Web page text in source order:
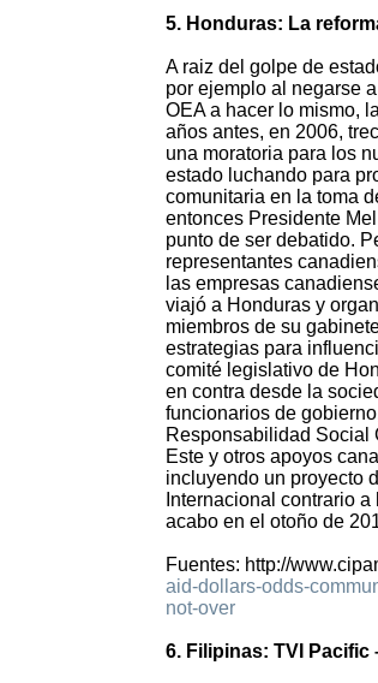
5. Honduras: La
A raiz del golpe de
por ejemplo al negarse
OEA a hacer lo mismo,
años antes, en 2006,
una moratoria para los
estado luchando para
comunitaria en la toma
entonces Presidente
punto de ser debatido.
representantes
las empresas
viajó a Honduras y
miembros de su
estrategias para
comité legislativo de
en contra desde la
funcionarios de
Responsabilidad Social
Este y otros apoyos
incluyendo un proyecto
Internacional contrario
acabo en el otoño de
Fuentes: http://
aid-dollars-odds-
not-over
6. Filipinas: TVI Pacific